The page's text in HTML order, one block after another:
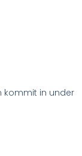
kommit in under